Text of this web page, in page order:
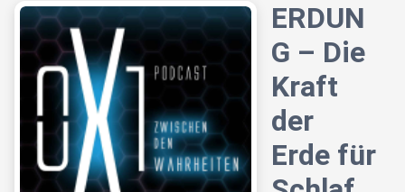
ERDUN
G – Die
Kraft
der
Erde für